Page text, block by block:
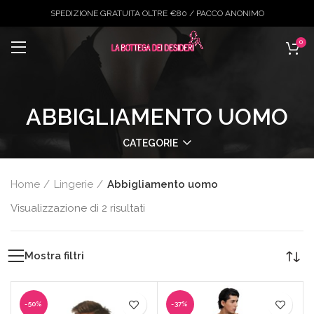
SPEDIZIONE GRATUITA OLTRE €80 / PACCO ANONIMO
0
ABBIGLIAMENTO UOMO
CATEGORIE
Home Lingerie
Abbigliamento uomo
Visualizzazione di 2 risultati
recente
Mostra filtri
-50% -37%